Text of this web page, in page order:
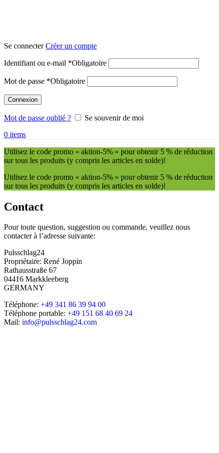
Se connecterCréer un compte
Identifiant ou e-mail *Obligatoire
Mot de passe *Obligatoire
Connexion
Mot de passe oublié ?
Se souvenir de moi
0 items
Utilisez le code promo « aktion-5% » pour obtenir 5 % de réduction
sur tous les produits (y compris les articles en solde)!
Utilisez le code promo « aktion-5% » pour obtenir 5 % de réduction
sur tous les produits (y compris les articles en solde)!
Contact
Pour toute question, suggestion ou commande, veuillez nous
contacter à l’adresse suivante:
Pulsschlag24
Propriétaire: René Joppin
Rathausstraße 67
04416 Markkleeberg
GERMANY
Téléphone: +49 341 86 39 94 00
Téléphone portable: +49 151 68 40 69 24
Mail: info@pulsschlag24.com